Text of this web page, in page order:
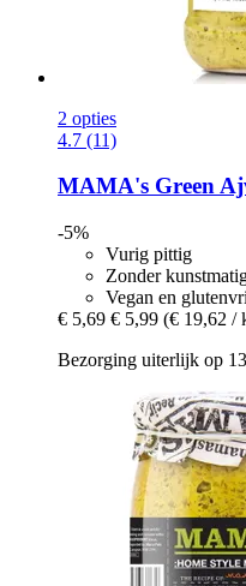
2 opties
4.7 (11)
MAMA's Green
-5%
Vurig pittig
Zonder
Vegan en
€ 5,69 € 5,99 (€ 19,62 /
Bezorging uiterlijk op